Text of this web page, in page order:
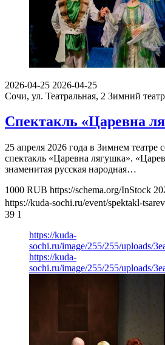
2026-04-25 2026-04-25
Сочи, ул. Театральная, 2 Зимний театр
Спектакль «Царевна
25 апреля 2026 года в Зимнем театре
спектакль «Царевна лягушка».
знаменитая русская народная…
1000 RUB https://schema.org/InStock
https://kuda-sochi.ru/event/spektakl-
39 1
https://kuda-
sochi.ru/image/255/255/uploads/
https://kuda-
sochi.ru/image/255/255/uploads/